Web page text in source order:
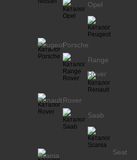
Opel
PeugeotPorsche
Range
Rover
RenaultRover
Saab
Scania Seat